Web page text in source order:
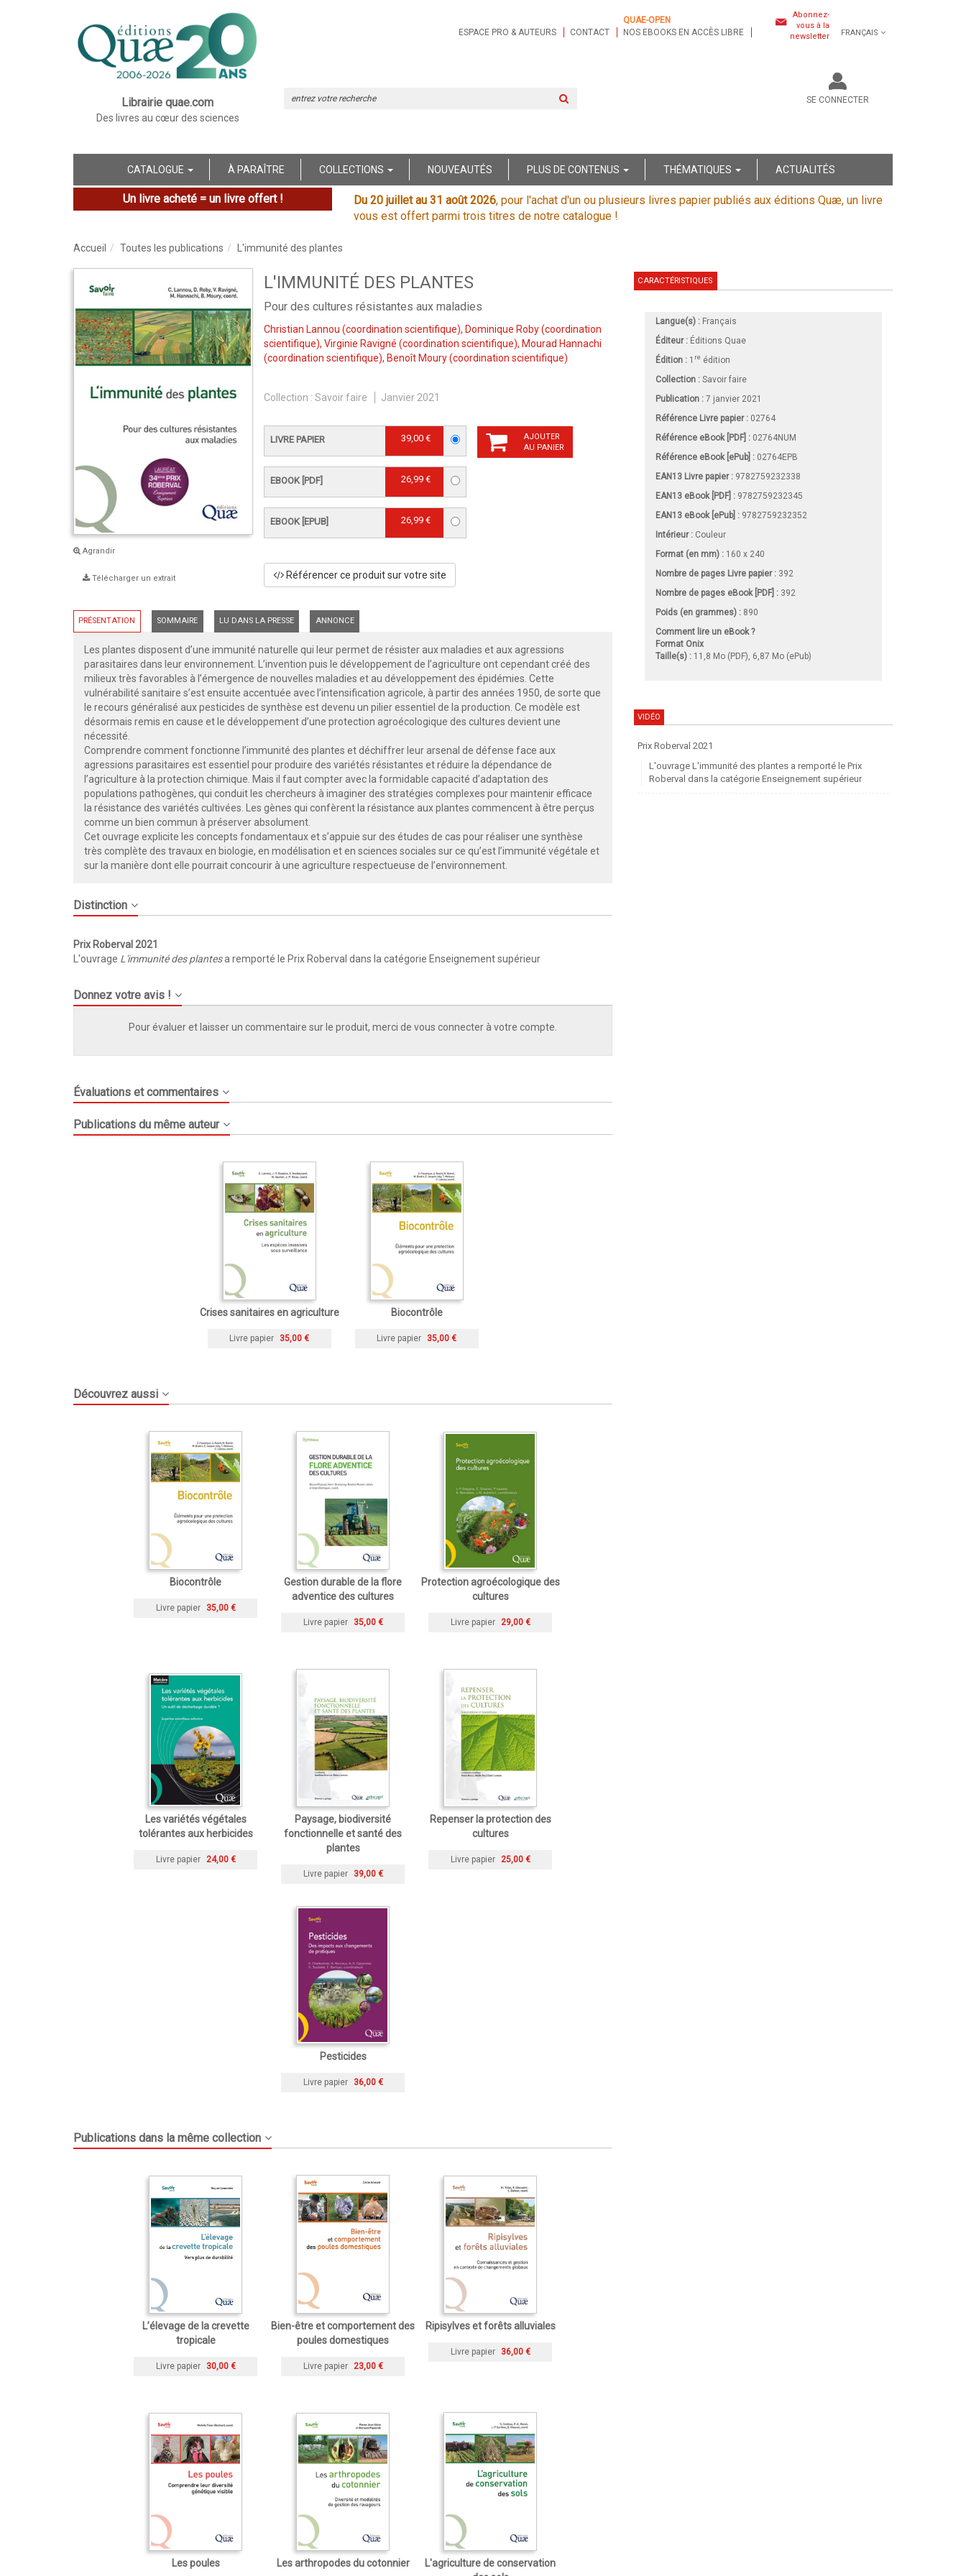
Librairie quae.com
Des livres au cœur des sciences
ESPACE PRO & AUTEURS CONTACT
QUAE-OPEN
NOS EBOOKS EN ACCÈS LIBRE
Abonnez-
vous à la
newsletter
FRANÇAIS
SE CONNECTER
CATALOGUE À PARAÎTRE COLLECTIONS NOUVEAUTÉS PLUS DE CONTENUS THÉMATIQUES ACTUALITÉS
Un livre acheté = un livre offert ! Du 20 juillet au 31 août 2026, pour l'achat d'un ou plusieurs livres papier publiés aux éditions Quæ, un livre
vous est offert parmi trois titres de notre catalogue !
Accueil Toutes les publications L'immunité des plantes
Agrandir
Télécharger un extrait
L'IMMUNITÉ DES PLANTES
Pour des cultures résistantes aux maladies
Christian Lannou (coordination scientifique), Dominique Roby(coordination
scientifique), Virginie Ravigné (coordination scientifique), Mourad Hannachi
(coordination scientifique), Benoît Moury(coordination scientifique)
Collection : Savoir faire Janvier 2021
LIVRE PAPIER 39,00 €
EBOOK [PDF] 26,99 €
EBOOK [EPUB] 26,99 €
AJOUTER
AU PANIER
Référencer ce produit sur votre site
PRÉSENTATION SOMMAIRE LU DANS LA PRESSE ANNONCE
Les plantes disposent d’une immunité naturelle qui leur permet de résister aux maladies et aux agressions
parasitaires dans leur environnement. L’invention puis le développement de l’agriculture ont cependant créé des
milieux très favorables à l’émergence de nouvelles maladies et au développement des épidémies. Cette
vulnérabilité sanitaire s’est ensuite accentuée avec l’intensification agricole, à partir des années 1950, de sorte que
le recours généralisé aux pesticides de synthèse est devenu un pilier essentiel de la production. Ce modèle est
désormais remis en cause et le développement d’une protection agroécologique des cultures devient une
nécessité.
Comprendre comment fonctionne l’immunité des plantes et déchiffrer leur arsenal de défense face aux
agressions parasitaires est essentiel pour produire des variétés résistantes et réduire la dépendance de
l’agriculture à la protection chimique. Mais il faut compter avec la formidable capacité d’adaptation des
populations pathogènes, qui conduit les chercheurs à imaginer des stratégies complexes pour maintenir efficace
la résistance des variétés cultivées. Les gènes qui confèrent la résistance aux plantes commencent à être perçus
comme un bien commun à préserver absolument.
Cet ouvrage explicite les concepts fondamentaux et s’appuie sur des études de cas pour réaliser une synthèse
très complète des travaux en biologie, en modélisation et en sciences sociales sur ce qu’est l’immunité végétale et
sur la manière dont elle pourrait concourir à une agriculture respectueuse de l’environnement.
Distinction
Prix Roberval 2021
L'ouvrage L'immunité des plantesa remporté le Prix Roberval dans la catégorie Enseignement supérieur
Donnez votre avis !
Pour évaluer et laisser un commentaire sur le produit, merci de vous connecter à votre compte.
Évaluations et commentaires
Publications du même auteur
Crises sanitaires en agriculture
Livre papier 35,00 €
Biocontrôle
Livre papier 35,00 €
Découvrez aussi
Biocontrôle
Livre papier 35,00 €
Gestion durable de la flore
adventice des cultures
Livre papier 35,00 €
Protection agroécologique des
cultures
Livre papier 29,00 €
Les variétés végétales
tolérantes aux herbicides
Livre papier 24,00 €
Paysage, biodiversité
fonctionnelle et santé des
plantes
Livre papier 39,00 €
Repenser la protection des
cultures
Livre papier 25,00 €
Pesticides
Livre papier 36,00 €
Publications dans la même collection
L’élevage de la crevette
tropicale
Livre papier 30,00 €
Bien-être et comportement des
poules domestiques
Livre papier 23,00 €
Ripisylves et forêts alluviales
Livre papier 36,00 €
Les poules Les arthropodes du cotonnier
L'agriculture de conservation
CARACTÉRISTIQUES
Langue(s) : Français
Éditeur : Éditions Quae
Édition : 1 re édition
Collection : Savoir faire
Publication : 7 janvier 2021
Référence Livre papier : 02764
Référence eBook [PDF] : 02764NUM
Référence eBook [ePub] : 02764EPB
EAN13 Livre papier : 9782759232338
EAN13 eBook [PDF] : 9782759232345
EAN13 eBook [ePub] : 9782759232352
Intérieur : Couleur
Format (en mm) : 160 x 240
Nombre de pages Livre papier: 392
Nombre de pages eBook [PDF] : 392
Poids (en grammes) : 890
Comment lire un eBook ?
Format Onix
Taille(s) : 11,8 Mo (PDF), 6,87 Mo (ePub)
VIDÉO
Prix Roberval 2021
L'ouvrage L'immunité des plantes a remporté le Prix
Roberval dans la catégorie Enseignement supérieur